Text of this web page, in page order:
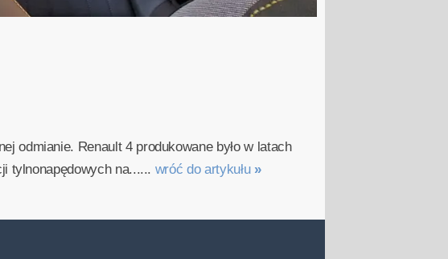
odmianie. Renault 4 produkowane było w latach
tylnonapędowych na...... wróć do artykułu »